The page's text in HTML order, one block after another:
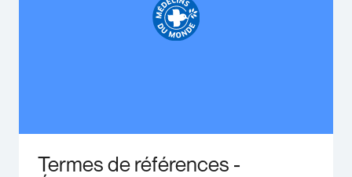
Termes de références -